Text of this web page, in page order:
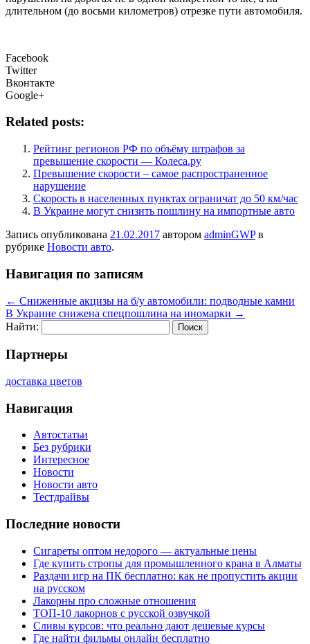
длительном (до восьми километров) отрезке пути автомобиля.
Facebook
Twitter
Вконтакте
Google+
Related posts:
Рейтинг регионов РФ по объёму штрафов за
превышение скорости — Колеса.ру
Превышение скорости – самое распространенное
нарушение
Скорость в населенных пунктах ограничат до 50 км/час
В Украине могут снизить пошлину на импортные авто
Запись опубликована 21.02.2017 автором adminGWPв
рубрике Новости авто.
Навигация по записям
← Сниженные акцизы на б/у автомобили: подводные камни
В Украине снижена спецпошлина на иномарки →
Найти:
Партнеры
доставка цветов
Навигация
Автостатьи
Без рубрики
Интересное
Новости
Новости авто
Тестдрайвы
Последние новости
Сигареты оптом недорого — актуальные цены
Где купить стропы для промышленного крана в Алматы
Раздачи игр на ПК бесплатно: как не пропустить акции
на русском
Лакорны про сложные отношения
ТОП-10 лакорнов с русской озвучкой
Сливы курсов: что реально дают дешевые курсы
Где найти фильмы онлайн бесплатно